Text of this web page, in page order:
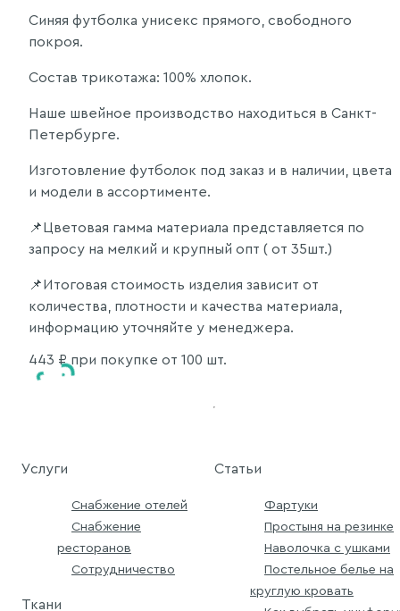
Синяя футболка унисекс прямого, свободного
покроя.
Состав трикотажа: 100% хлопок.
Наше швейное производство находиться в Санкт-
Петербурге.
Изготовление футболок под заказ и в наличии, цвета
и модели в ассортименте.
📌Цветовая гамма материала представляется по
запросу на мелкий и крупный опт ( от 35шт.)
📌Итоговая стоимость изделия зависит от
количества, плотности и качества материала,
информацию уточняйте у менеджера.
443 ₽ при покупке от 100 шт.
Услуги
Снабжение отелей
Снабжение
ресторанов
Сотрудничество
Ткани
Статьи
Фартуки
Простыня на резинке
Наволочка с ушками
Постельное белье на
круглую кровать